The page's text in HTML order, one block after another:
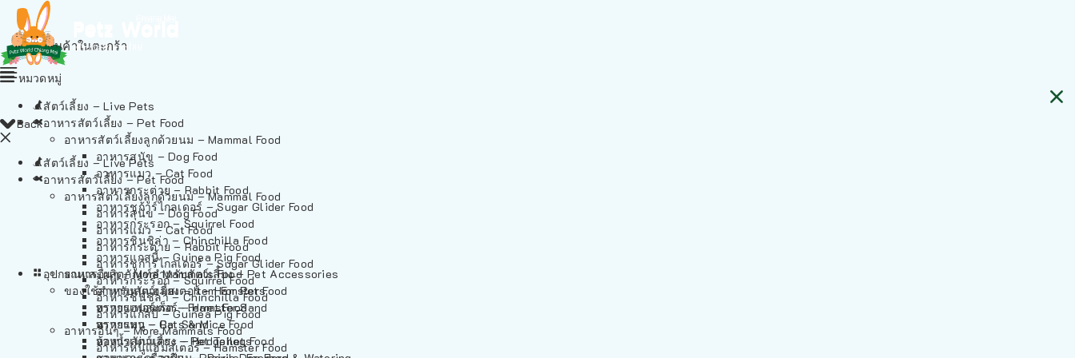
ไม่มีสินค้าในตะกร้า
Back
สัตว์เลี้ยง – Live Pets
อาหารสัตว์เลี้ยง – Pet Food
อาหารสัตว์เลี้ยงลูกด้วยนม – Mammal Food
อาหารสุนัข – Dog Food
อาหารแมว – Cat Food
อาหารกระต่าย – Rabbit Food
อาหารชูก้าร์ไกลเดอร์ – Sugar Glider Food
อาหารกระรอก – Squirrel Food
อาหารชินชิล่า – Chinchilla Food
อาหารแกสบี้ – Guinea Pig Food
อาหารอื่นๆ – More Mammals Food
อาหารหนูแฮมสเตอร์ – Hamster Food
หมวดหมู่
สัตว์เลี้ยง – Live Pets
อาหารสัตว์เลี้ยง – Pet Food
อาหารสัตว์เลี้ยงลูกด้วยนม – Mammal Food
อาหารสุนัข – Dog Food
อาหารแมว – Cat Food
อาหารกระต่าย – Rabbit Food
อาหารชูก้าร์ไกลเดอร์ – Sugar Glider Food
อาหารกระรอก – Squirrel Food
อาหารชินชิล่า – Chinchilla Food
อาหารแกสบี้ – Guinea Pig Food
อาหารอื่นๆ – More Mammals Food
อาหารหนูแฮมสเตอร์ – Hamster Food
อาหารเฟอร์เร็ต – Ferret Food
อาหารหนู – Rats & Mice Food
อาหารเม่นแคระ – Hedgehog Food
อุปกรณและผลิตภัณฑ์สำหรับสัตว์เลี้ยง – Pet Accessories
ของใช้สำหรับสัตว์เลี้ยง – Item For Pets
ทรายแฮมสเตอร์ – Hamster Sand
ทรายแมว – Cat Sand
ห้องน้ำสัตว์เลี้ยง – Pet Toilets